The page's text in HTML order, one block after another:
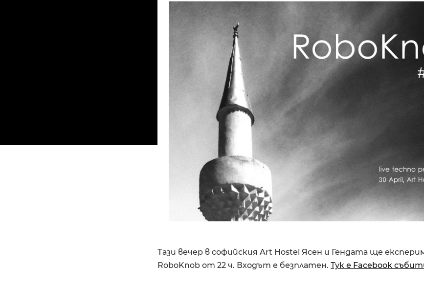
Тази вечер в софийския Art Hostel Ясен и Гендата ще
RoboKnob от 22 ч. Входът е безплатен. Тук е Facebook